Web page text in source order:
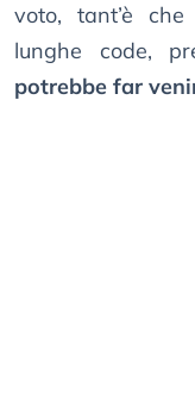
voto, tant’è
lunghe code,
potrebbe far